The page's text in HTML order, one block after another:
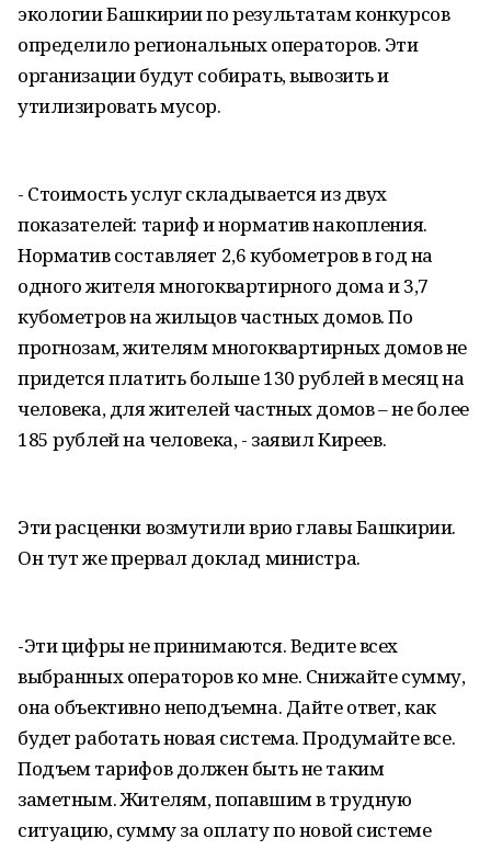
экологии Башкирии по результатам конкурсов
определило региональных операторов. Эти
организации будут собирать, вывозить и
утилизировать мусор.
- Стоимость услуг складывается из двух
показателей: тариф и норматив накопления.
Норматив составляет 2,6 кубометров в год на
одного жителя многоквартирного дома и 3,7
кубометров на жильцов частных домов. По
прогнозам, жителям многоквартирных домов не
придется платить больше 130 рублей в месяц на
человека, для жителей частных домов – не более
185 рублей на человека, - заявил Киреев.
Эти расценки возмутили врио главы Башкирии.
Он тут же прервал доклад министра.
-Эти цифры не принимаются. Ведите всех
выбранных операторов ко мне. Снижайте сумму,
она объективно неподъемна. Дайте ответ, как
будет работать новая система. Продумайте все.
Подъем тарифов должен быть не таким
заметным. Жителям, попавшим в трудную
ситуацию, сумму за оплату по новой системе